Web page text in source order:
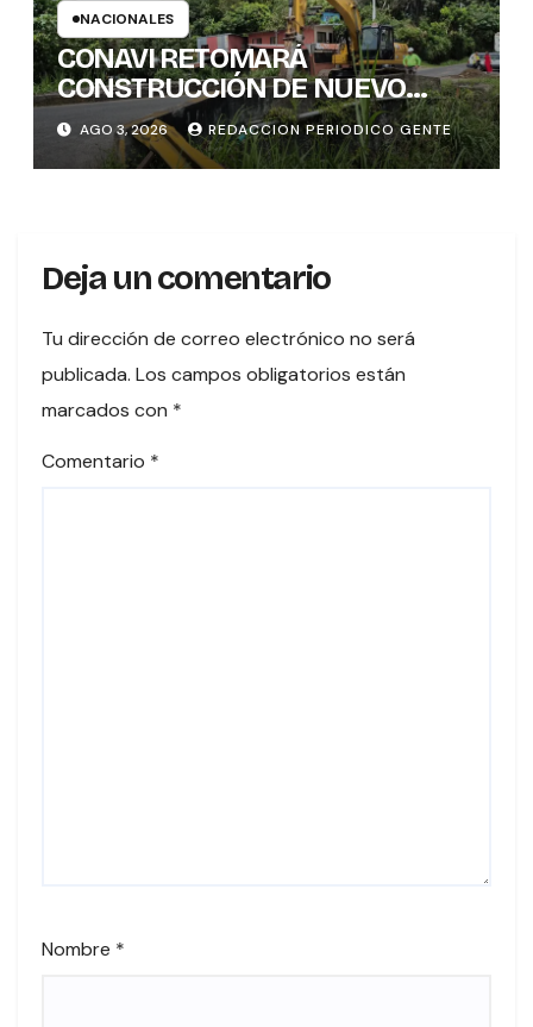
NACIONALES
CONAVI RETOMARÁ
CONSTRUCCIÓN DE NUEVO
PUENTE EN TURES TRAS
CONCLUIR PROCESO DE
VALORACIÓN PATRIMONIAL
AGO 3, 2026 REDACCION PERIODICO GENTE
Deja un comentario
Tu dirección de correo electrónico no será
publicada. Los campos obligatorios están
marcados con *
Comentario *
Nombre *